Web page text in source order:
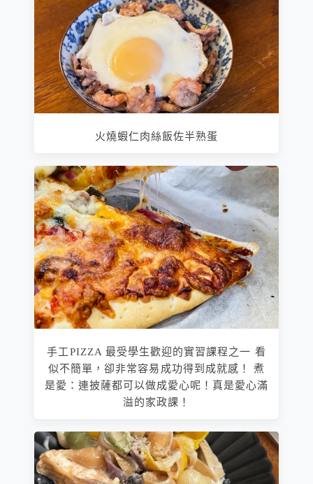
火燒蝦仁肉絲飯佐半熟蛋
手工PIZZA 最受學生歡迎的實習課程之一 看
似不簡單，卻非常容易成功得到成就感！ 煮
是愛：連披薩都可以做成愛心呢！真是愛心滿
溢的家政課！